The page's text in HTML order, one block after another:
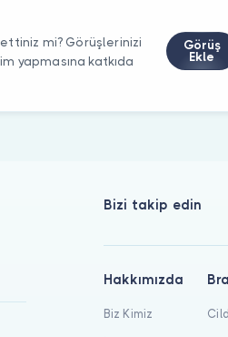
ettiniz mi? Görüşlerinizi
yapmasına katkıda
Görüş
Ekle
Bizi takip edin
Hakkımızda
Biz Kimiz